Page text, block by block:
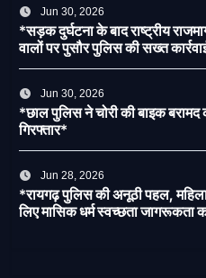
Jun 30, 2026
*सड़क दुर्घटना के बाद राष्ट्रीय
वालों पर पुसौर पुलिस की सख्त
Jun 30, 2026
*छाल पुलिस ने चोरी की बाइक बरामद
गिरफ्तार*
Jun 28, 2026
*रायगढ़ पुलिस की अनूठी पहल,
लिए मासिक धर्म स्वच्छता जागरूकता